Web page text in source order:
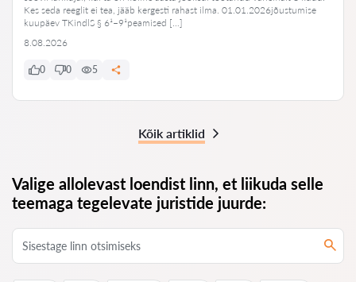
Kes seda reeglit ei tea, jääb kergesti rahast ilma. 01.01.2026jõustumise
kuupäev TKindlS § 6¹–9¹peamised […]
8.08.2026
0 0 5
Kõik artiklid
Valige allolevast loendist linn, et liikuda selle
teemaga tegelevate juristide juurde: